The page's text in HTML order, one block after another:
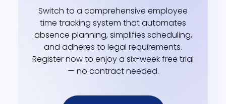
Switch to a comprehensive employee
time tracking system that automates
absence planning, simplifies scheduling,
and adheres to legal requirements.
Register now to enjoy a six-week free trial
— no contract needed.